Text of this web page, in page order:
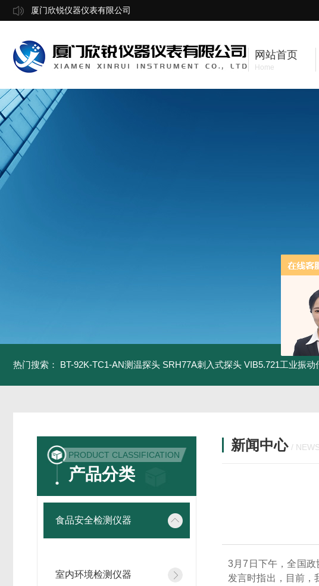
厦门欣锐仪器仪表有限公司
网站首页
Home
热门搜索： BT-92K-TC1-AN测温探头 SRH77A刺入式探头 VIB5.721工业振动
PRODUCT CLASSIFICATION
产品分类
食品安全检测仪器
室内环境检测仪器
新闻中心 /
3月7日下午，全国政
发言时指出，目前，